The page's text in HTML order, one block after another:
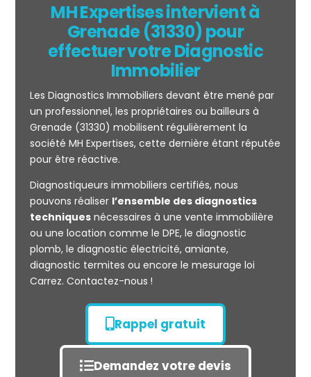
Mesurage
CARREZ
MH Expertises intervient à
Grenade (31330) pour
effectuer votre Diagnostic
Immobilier
Les Diagnostics Immobiliers devant être mené par
un professionnel, les propriétaires ou bailleurs à
Grenade (31330) mobilisent régulièrement la
société MH Expertises, cette dernière étant réputée
pour être réactive.
Diagnostiqueurs immobiliers certifiés, nous
pouvons réaliser l’ensemble des diagnostics
techniquesnécessaires à une vente immobilière
ou une location comme le DPE, le diagnostic
plomb, le diagnostic électricité, amiante,
diagnostic termites ou encore le mesurage loi
Carrez. Contactez-nous !
Rappel gratuit
Demandez votre devis